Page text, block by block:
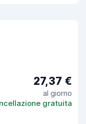
27,37 €
al giorno
gratuita